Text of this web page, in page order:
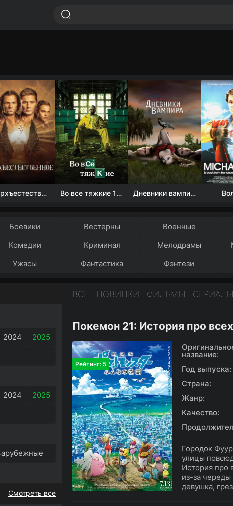
Сверхъестественное Во все тяжкие 1-5 сезон Дневники вампира (4 сезон)
Боевики Вестерны Военные
Комедии Криминал Мелодрамы
Ужасы Фантастика Фэнтези
ВСЕ НОВИНКИ ФИЛЬМЫ СЕРИАЛЫ
Покемон 21: История про всех
Рейтинг: 5
название:
Год выпуска:
Страна:
Жанр:
Качество:
Городок
улицы
История про
из-за череды
девушка,
2024
2025
2024
2025
Смотреть все